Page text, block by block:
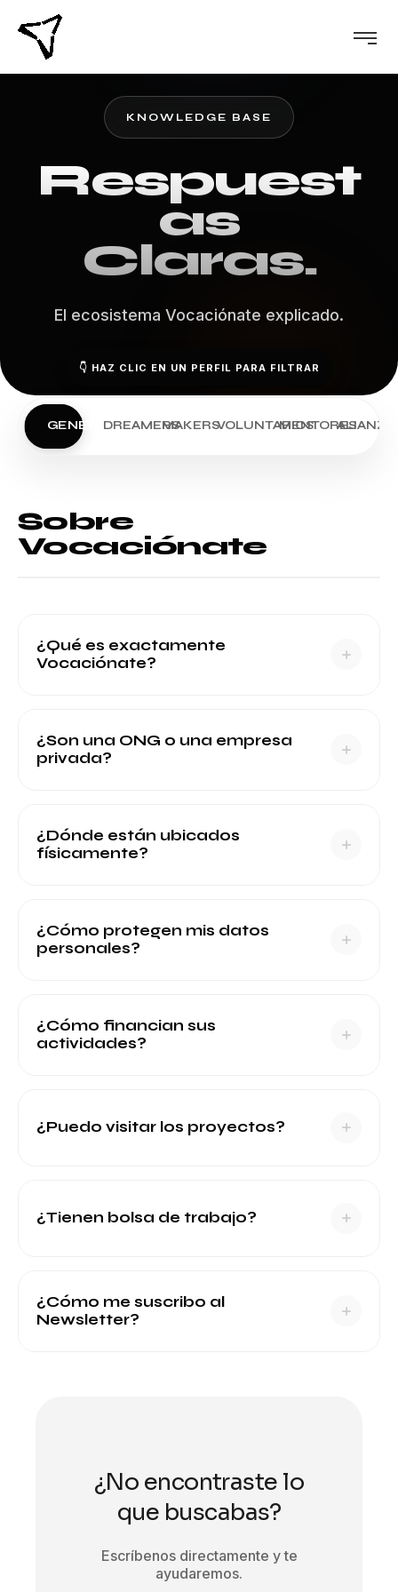
KNOWLEDGE BASE
Respuest
as
Claras.
El ecosistema Vocaciónate explicado.
👇 HAZ CLIC EN UN PERFIL PARA FILTRAR
GENERALDREAMERSMAKERSVOLUNTARIOSMENTORES
Sobre
Vocaciónate
¿Qué es exactamente
Vocaciónate?
¿Son una ONG o una empresa
privada?
¿Dónde están ubicados
físicamente?
¿Cómo protegen mis datos
personales?
¿Cómo financian sus
actividades?
¿Puedo visitar los proyectos?
¿Tienen bolsa de trabajo?
¿Cómo me suscribo al
Newsletter?
¿No encontraste lo
que buscabas?
Escríbenos directamente y te
ayudaremos.